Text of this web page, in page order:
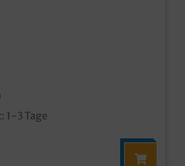
dem Gebrauch
1-3 Tage